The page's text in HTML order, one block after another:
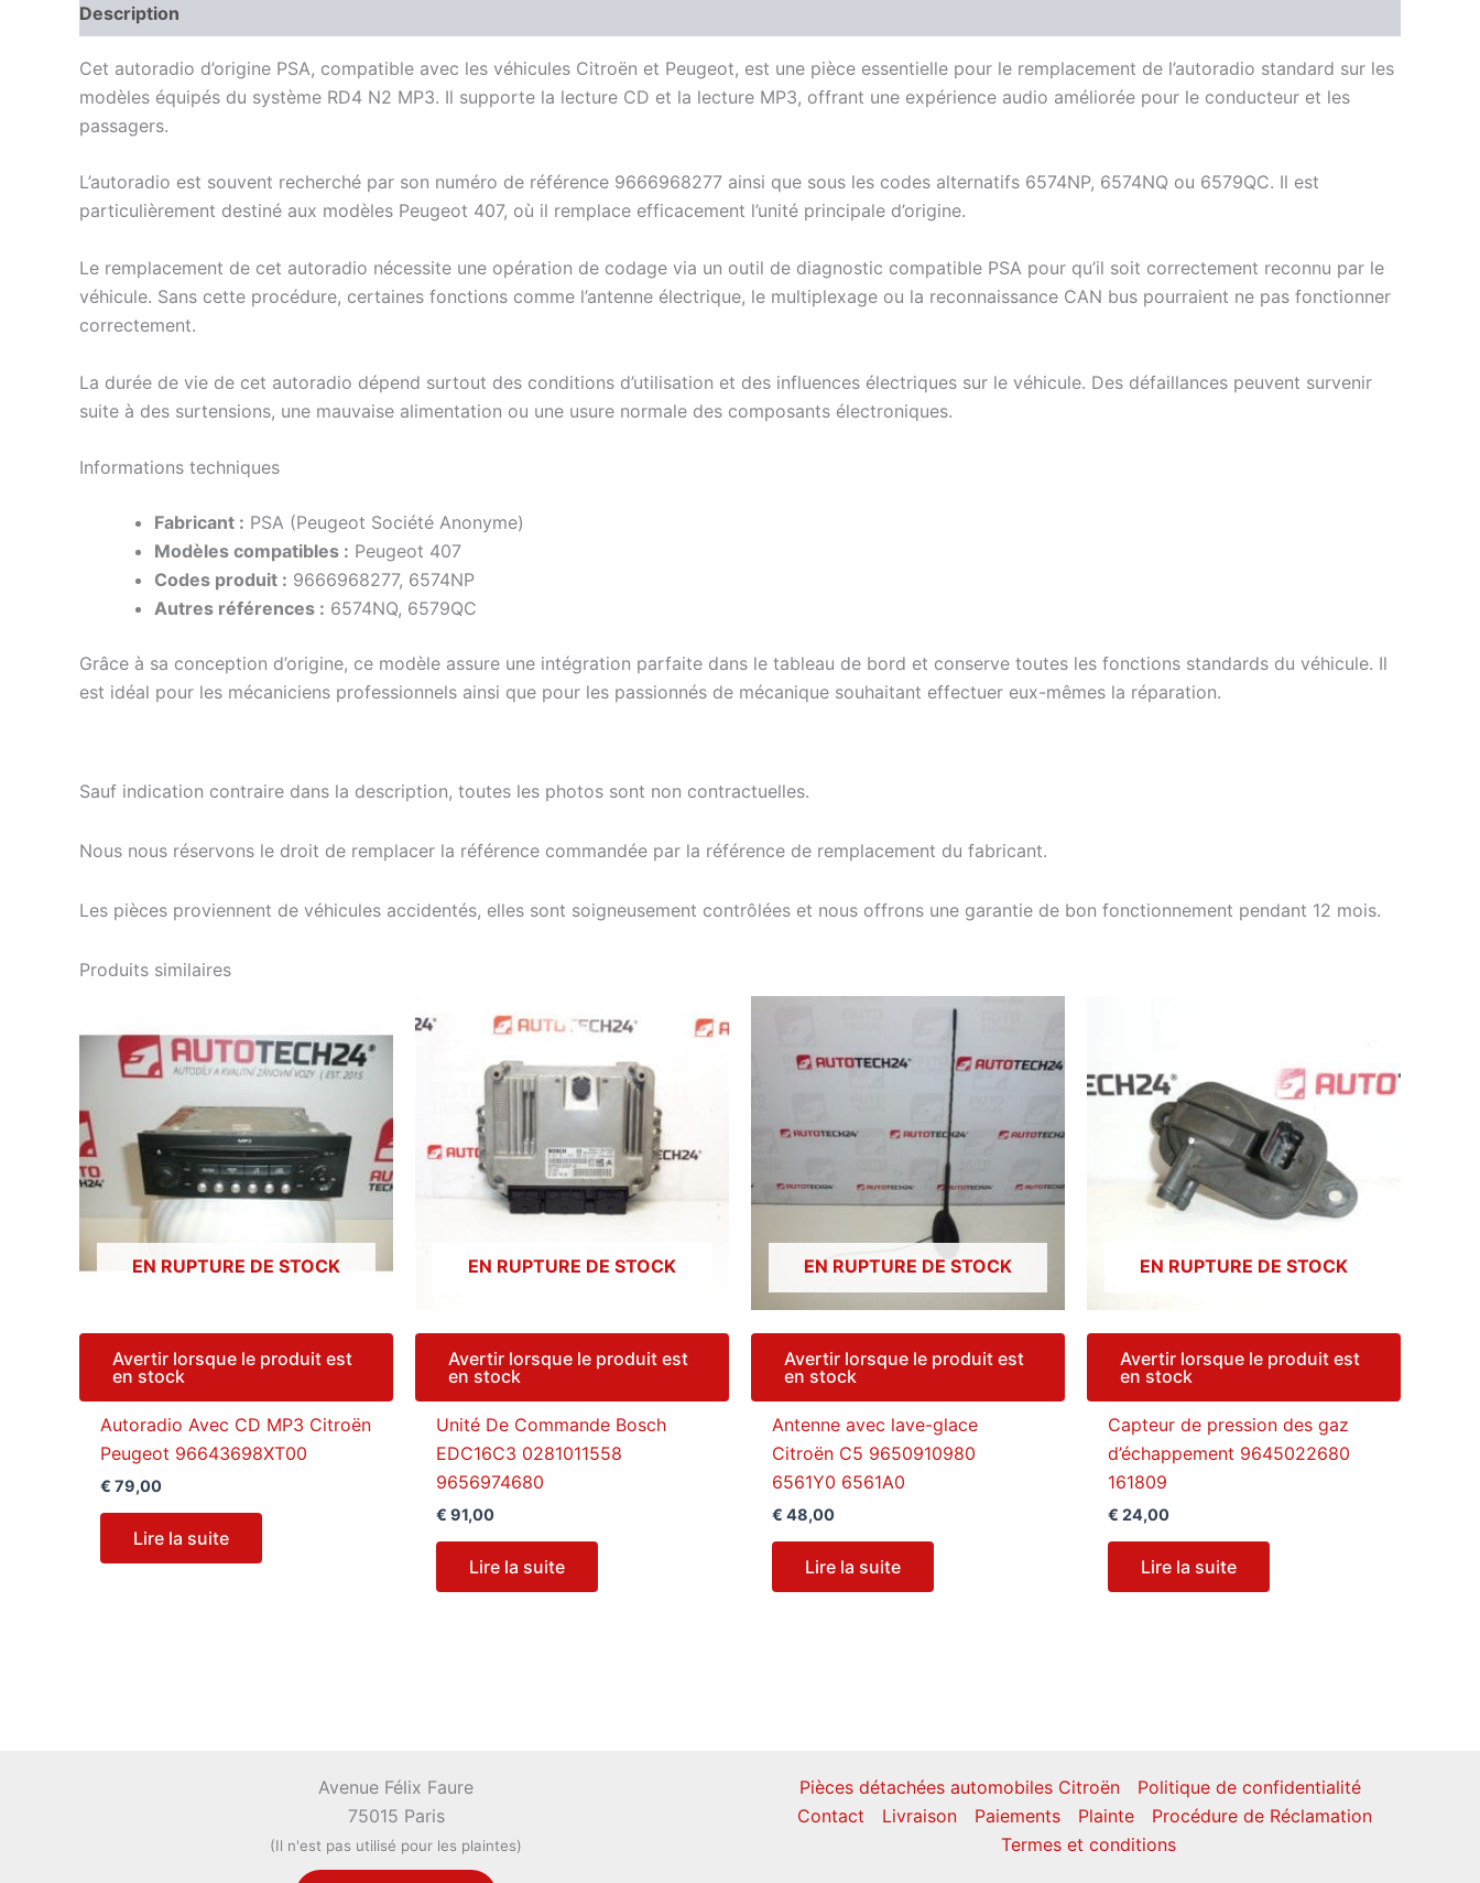
Description
Cet autoradio d’origine PSA, compatible avec les véhicules Citroën et Peugeot, est une pièce essentielle pour le remplacement de l’autoradio standard sur les
modèles équipés du système RD4 N2 MP3. Il supporte la lecture CD et la lecture MP3, offrant une expérience audio améliorée pour le conducteur et les
passagers.
L’autoradio est souvent recherché par son numéro de référence 9666968277 ainsi que sous les codes alternatifs 6574NP, 6574NQ ou 6579QC. Il est
particulièrement destiné aux modèles Peugeot 407, où il remplace efficacement l’unité principale d’origine.
Le remplacement de cet autoradio nécessite une opération de codage via un outil de diagnostic compatible PSA pour qu’il soit correctement reconnu par le
véhicule. Sans cette procédure, certaines fonctions comme l’antenne électrique, le multiplexage ou la reconnaissance CAN bus pourraient ne pas fonctionner
correctement.
La durée de vie de cet autoradio dépend surtout des conditions d’utilisation et des influences électriques sur le véhicule. Des défaillances peuvent survenir
suite à des surtensions, une mauvaise alimentation ou une usure normale des composants électroniques.
Informations techniques
Fabricant : PSA (Peugeot Société Anonyme)
Modèles compatibles : Peugeot 407
Codes produit : 9666968277, 6574NP
Autres références : 6574NQ, 6579QC
Grâce à sa conception d’origine, ce modèle assure une intégration parfaite dans le tableau de bord et conserve toutes les fonctions standards du véhicule. Il
est idéal pour les mécaniciens professionnels ainsi que pour les passionnés de mécanique souhaitant effectuer eux-mêmes la réparation.
Sauf indication contraire dans la description, toutes les photos sont non contractuelles.
Nous nous réservons le droit de remplacer la référence commandée par la référence de remplacement du fabricant.
Les pièces proviennent de véhicules accidentés, elles sont soigneusement contrôlées et nous offrons une garantie de bon fonctionnement pendant 12 mois.
Produits similaires
EN RUPTURE DE STOCK
Avertir lorsque le produit est
en stock
Autoradio Avec CD MP3 Citroën
Peugeot 96643698XT00
€ 79,00
Lire la suite
EN RUPTURE DE STOCK
Avertir lorsque le produit est
en stock
Unité De Commande Bosch
EDC16C3 0281011558
9656974680
€ 91,00
Lire la suite
EN RUPTURE DE STOCK
Avertir lorsque le produit est
en stock
Antenne avec lave-glace
Citroën C5 9650910980
6561Y0 6561A0
€ 48,00
Lire la suite
EN RUPTURE DE STOCK
Avertir lorsque le produit est
en stock
Capteur de pression des gaz
d’échappement 9645022680
161809
€ 24,00
Lire la suite
Avenue Félix Faure
75015 Paris
(Il n'est pas utilisé pour les plaintes)
Pièces détachées automobiles Citroën
Politique de confidentialité
Contact
Livraison Paiements Plainte
Procédure de Réclamation
Termes et conditions